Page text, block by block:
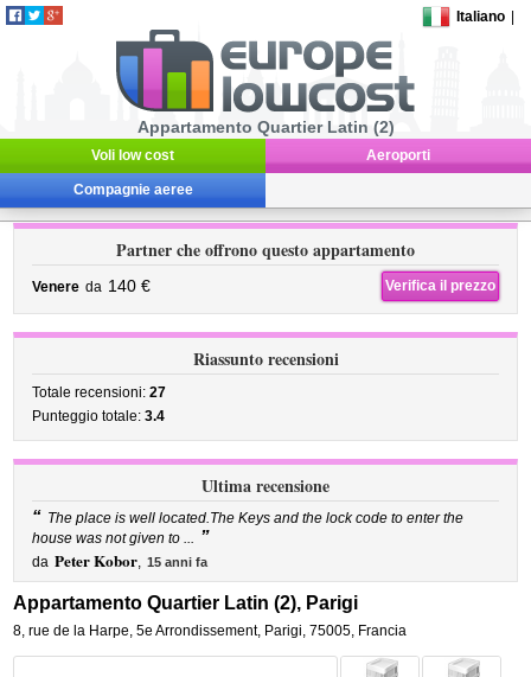
Italiano
Appartamento Quartier Latin (2)
Voli low cost Aeroporti
Compagnie aeree
Partner che offrono questo appartamento
Venere da 140 € Verifica il prezzo
Riassunto recensioni
Totale recensioni:27
Punteggio totale:3.4
Ultima recensione
“ The place is well located.The Keys and the lock code to enter the
house was not given to ... ”
da Peter Kobor, 15 anni fa
Appartamento Quartier Latin (2), Parigi
8, rue de la Harpe,5e Arrondissement, Parigi,75005, Francia